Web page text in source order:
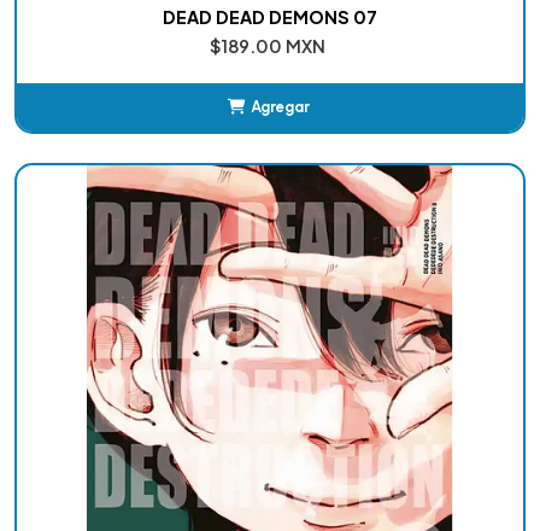
DEAD DEAD DEMONS 07
$189.00 MXN
Agregar